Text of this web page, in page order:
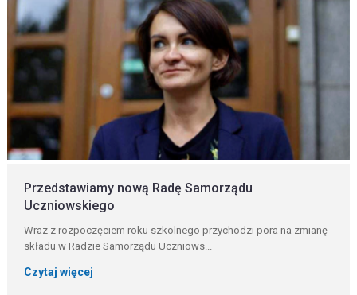
Przedstawiamy nową Radę Samorządu
Uczniowskiego
Wraz z rozpoczęciem roku szkolnego przychodzi pora na zmianę
składu w Radzie Samorządu Uczniows...
Czytaj więcej